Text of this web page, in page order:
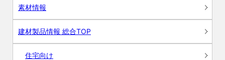
素材情報
建材製品情報 総合TOP
住宅向け